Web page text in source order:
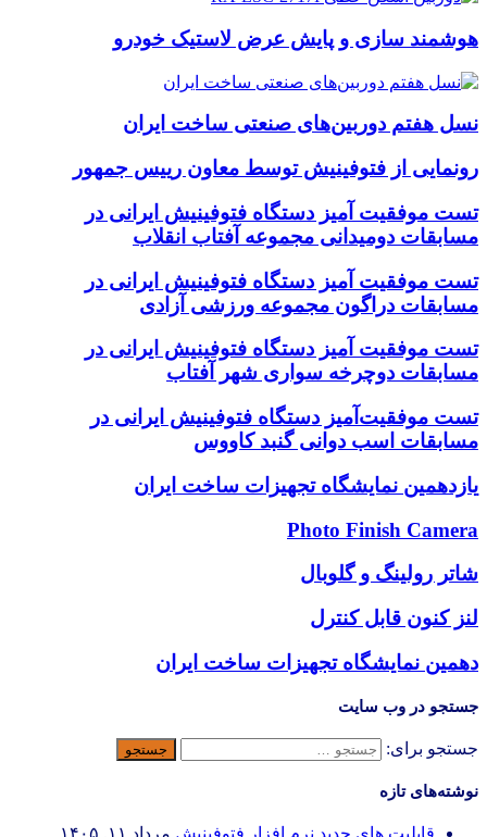
هوشمند سازی و پایش عرض لاستیک خودرو
نسل هفتم دوربین‌های صنعتی ساخت ایران
رونمایی از فتوفینیش توسط معاون رییس جمهور
تست موفقیت آمیز دستگاه فتوفینیش ایرانی در
مسابقات دومیدانی مجموعه آفتاب انقلاب
تست موفقیت آمیز دستگاه فتوفینیش ایرانی در
مسابقات دراگون مجموعه ورزشی آزادی
تست موفقیت آمیز دستگاه فتوفینیش ایرانی در
مسابقات دوچرخه سواری شهر آفتاب
تست موفقیت‌آمیز دستگاه فتوفینیش ایرانی در
مسابقات اسب دوانی گنبد کاووس
یازدهمین نمایشگاه تجهیزات ساخت ایران
Photo Finish Camera
شاتر رولینگ و گلوبال
لنز کنون قابل کنترل
دهمین نمایشگاه تجهیزات ساخت ایران
جستجو در وب سایت
جستجو برای:
نوشته‌های تازه